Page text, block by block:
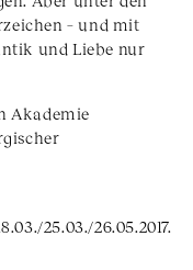
– und mit
und Liebe nur
Akademie
25.03./26.05.2017.